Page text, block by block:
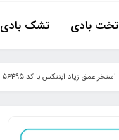
تخت بادی تشک بادی
استخر عمق زیاد اینتکس با کد 56495